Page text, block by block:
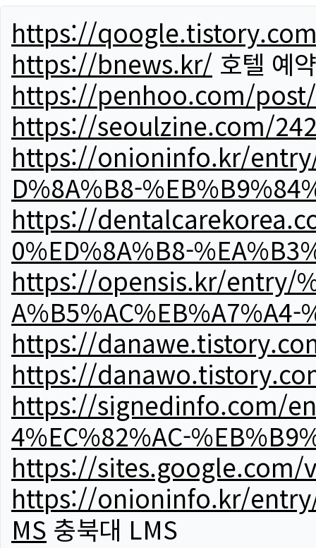
https://
https://bnews.kr/ 호텔 예약
https://penhoo.com/
https://seoulzine.com/
https://onioninfo.kr/entry/
D%8A%B8-
https://
0%ED%8A%B8-
https://opensis.kr/entry/
A%B5%AC%EB%A7%A4-
https://
https://
https://signedinfo.com/
4%EC%82%AC-
https://sites.google.com/
https://onioninfo.kr/entry/
MS 충북대 LMS